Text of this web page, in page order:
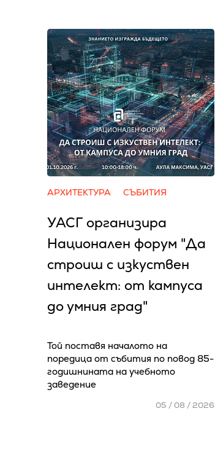
АРХИТЕКТУРА СЪБИТИЯ
УАСГ организира
Национален форум "Да
строиш с изкуствен
интелект: от кампуса
до умния град"
Той поставя началото на
поредица от събития по повод 85-
годишнината на учебното
заведение
05 / 08 / 2026